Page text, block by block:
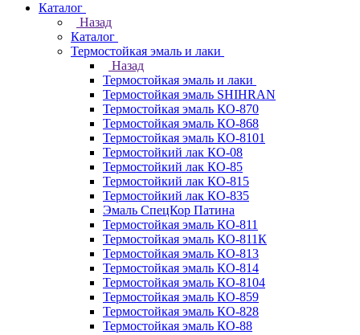
Каталог
Назад
Каталог
Термостойкая эмаль и лаки
Назад
Термостойкая эмаль и лаки
Термостойкая эмаль SHIHRAN
Термостойкая эмаль КО-870
Термостойкая эмаль КО-868
Термостойкая эмаль КО-8101
Термостойкий лак КО-08
Термостойкий лак КО-85
Термостойкий лак КО-815
Термостойкий лак КО-835
Эмаль СпецКор Патина
Термостойкая эмаль КО-811
Термостойкая эмаль КО-811К
Термостойкая эмаль КО-813
Термостойкая эмаль КО-814
Термостойкая эмаль КО-8104
Термостойкая эмаль КО-859
Термостойкая эмаль КО-828
Термостойкая эмаль КО-88